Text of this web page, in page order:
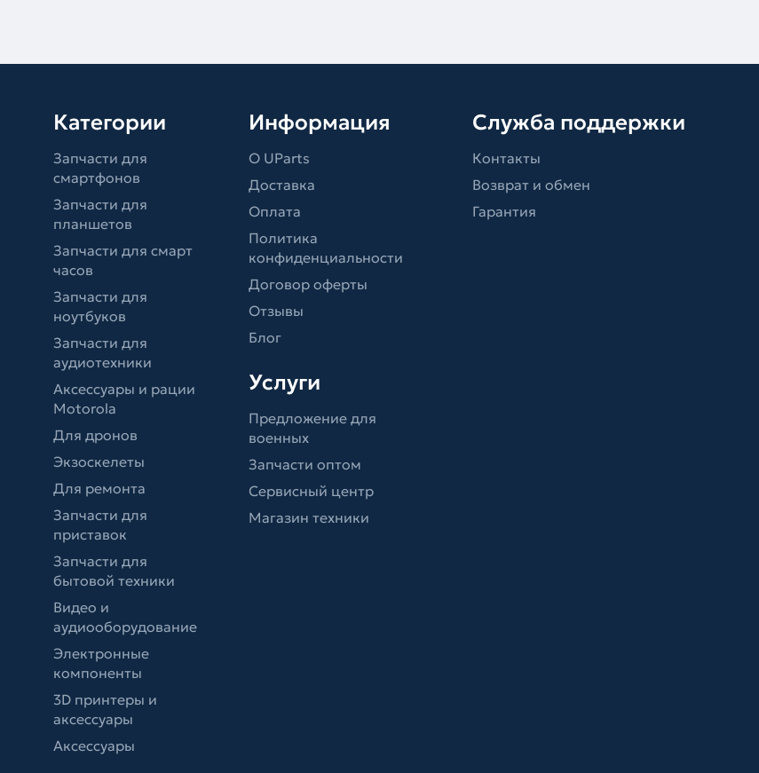
Категории
Запчасти для
смартфонов
Запчасти для
планшетов
Запчасти для смарт
часов
Запчасти для
ноутбуков
Запчасти для
аудиотехники
Аксессуары и рации
Motorola
Для дронов
Экзоскелеты
Для ремонта
Запчасти для
приставок
Запчасти для
бытовой техники
Видео и
аудиооборудование
Электронные
компоненты
3D принтеры и
аксессуары
Аксессуары
Информация
О UParts
Доставка
Оплата
Политика
конфиденциальности
Договор оферты
Отзывы
Блог
Услуги
Предложение для
военных
Запчасти оптом
Сервисный центр
Магазин техники
Служба поддержки
Контакты
Возврат и обмен
Гарантия